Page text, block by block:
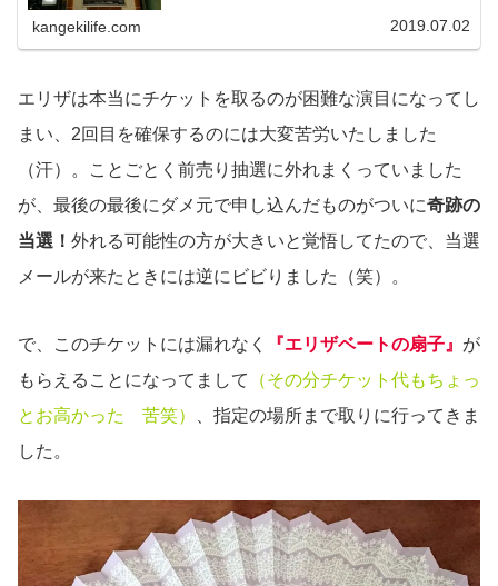
kangekilife.com 2019.07.02
エリザは本当にチケットを取るのが困難な演目になってし
まい、2回目を確保するのには大変苦労いたしました
（汗）。ことごとく前売り抽選に外れまくっていました
が、最後の最後にダメ元で申し込んだものがついに奇跡の
当選！ 外れる可能性の方が大きいと覚悟してたので、当選
メールが来たときには逆にビビりました（笑）。
で、このチケットには漏れなく 『エリザベートの扇子』 が
もらえることになってまして
（その分チケット代もちょっ
とお高かった 苦笑）
、指定の場所まで取りに行ってきま
した。